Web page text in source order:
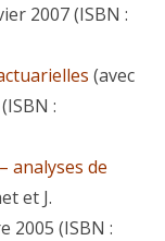
2007 (ISBN :
(avec
:
analyses de
et J.
2005 (ISBN :